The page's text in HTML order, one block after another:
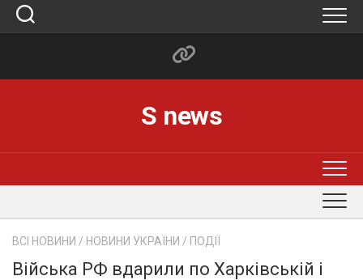
Skip
S news
ВСІ НОВИНИ / НОВИНИ УКРАЇНИ / ПОДІЇ
Війська РФ вдарили по Харківській і